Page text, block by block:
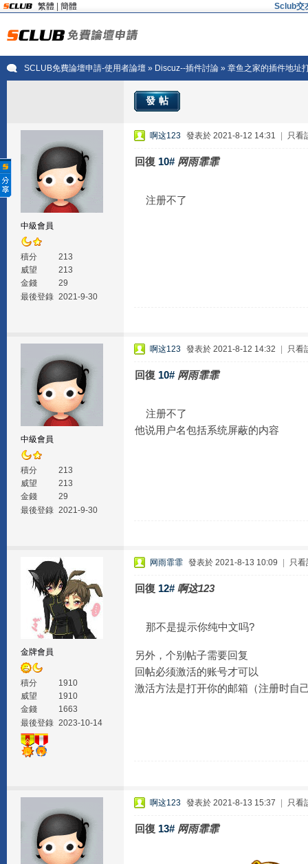
繁體 簡體 Sclub交
SCLUB免費論壇申請-使用者論壇» Discuz--插件討論» 章鱼之家的插件地址
發帖
中級會員
積分
213
威望
213
金錢
29
最後登錄 2021-9-30
啊这123 發表於 2021-8-12 14:31 只看
回復 10# 网雨霏霏
注册不了
中級會員
積分
213
威望
213
金錢
29
最後登錄 2021-9-30
啊这123 發表於 2021-8-12 14:32 只看
回復 10# 网雨霏霏
注册不了
他说用户名包括系统屏蔽的内容
金牌會員
積分
1910
威望
1910
金錢
1663
最後登錄 2023-10-14
网雨霏霏 發表於 2021-8-13 10:09 只看
回復 12# 啊这123
那不是提示你纯中文吗?
另外，个别帖子需要回复
回帖必须激活的账号才可以
激活方法是打开你的邮箱（注册时自
啊这123 發表於 2021-8-13 15:37 只看
回復 13# 网雨霏霏